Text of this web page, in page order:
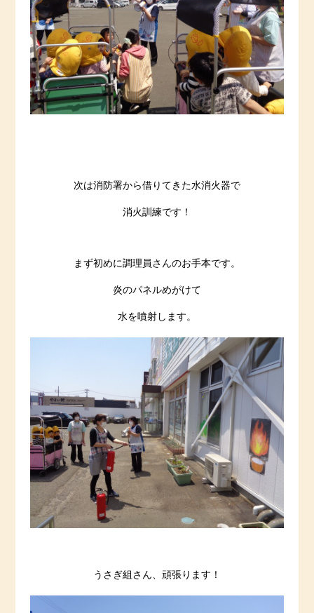
次は消防署から借りてきた水消火器で
消火訓練です！
まず初めに調理員さんのお手本です。
炎のパネルめがけて
水を噴射します。
うさぎ組さん、頑張ります！